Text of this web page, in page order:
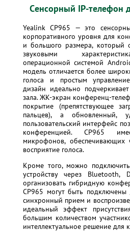
Cенсорный IP-телефон
Yealink CP965 — это
корпоративного уровня для
и большого размера, который
звуковыми
операционной системой
модель отличается более
голоса и простым
дизайн идеально
зала. ЖК-экран конференц-
покрытие (препятствующее
пальцев), а обновленный,
пользовательский интерфейс
конференцией. CP965
микрофонов, обеспечивающих
восприятие голоса.
Кроме того, можно
устройству через Bluetooth,
организовать гибридную
CP965 могут быть подключены
синхронный прием и
идеальный эффект
большим количеством
интеллектуальное решение для